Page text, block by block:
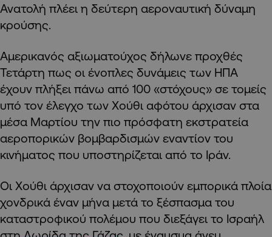
Ανατολή πλέει η δεύτερη αεροναυτική δύναμη
κρούσης.
Αμερικανός αξιωματούχος δήλωνε προχθές
Τετάρτη πως οι ένοπλες δυνάμεις των ΗΠΑ
έχουν πλήξει πάνω από 100 «στόχους» σε τομείς
υπό τον έλεγχο των Χούθι αφότου άρχισαν στα
μέσα Μαρτίου την πιο πρόσφατη εκστρατεία
αεροπορικών βομβαρδισμών εναντίον του
κινήματος που υποστηρίζεται από το Ιράν.
Οι Χούθι άρχισαν να στοχοποιούν εμπορικά πλοία
χονδρικά έναν μήνα μετά το ξέσπασμα του
καταστροφικού πολέμου που διεξάγει το Ισραήλ